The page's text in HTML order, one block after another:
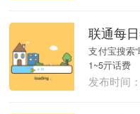
联通每
支付宝搜索
1~5亓话费
发布时间